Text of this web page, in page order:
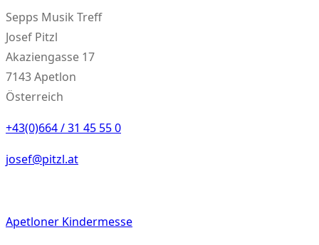
Sepps Musik Treff
Josef Pitzl
Akaziengasse 17
7143 Apetlon
Österreich
+43(0)664 / 31 45 55 0
josef@pitzl.at
Apetloner Kindermesse